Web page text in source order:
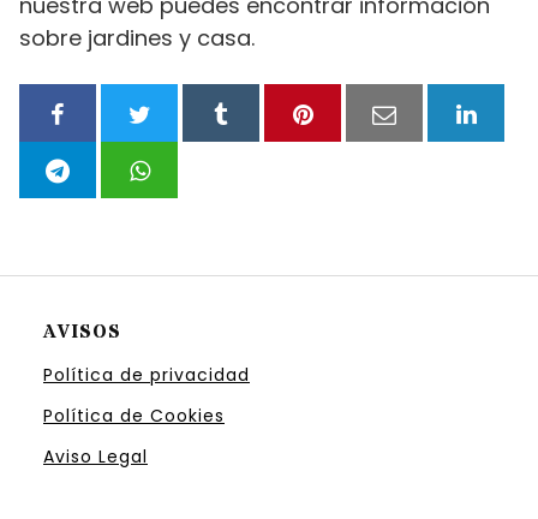
sobre jardines y casa.
AVISOS
Política de privacidad
Política de Cookies
Aviso Legal